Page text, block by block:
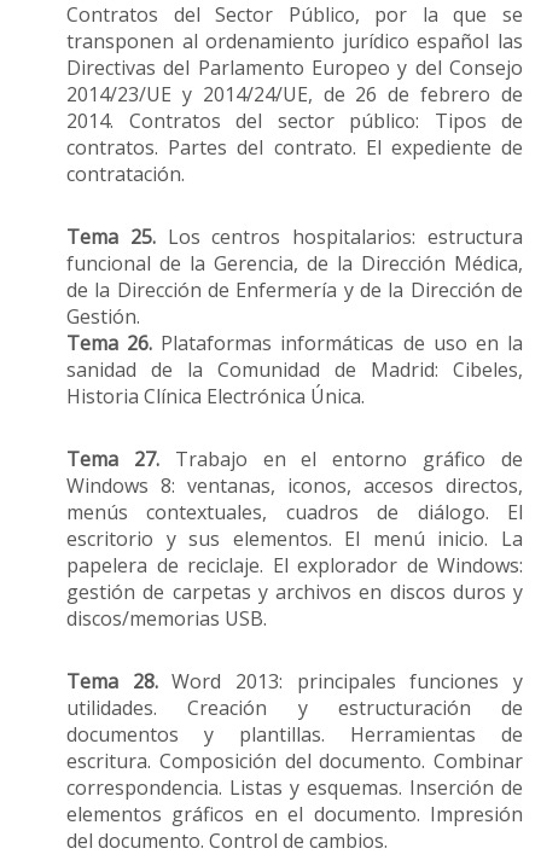
Contratos del Sector Público, por la que se
transponen al ordenamiento jurídico español las
Directivas del Parlamento Europeo y del Consejo
2014/23/UE y 2014/24/UE, de 26 de febrero de
2014. Contratos del sector público: Tipos de
contratos. Partes del contrato. El expediente de
contratación.
Tema 25.Los centros hospitalarios: estructura
funcional de la Gerencia, de la Dirección Médica,
de la Dirección de Enfermería y de la Dirección de
Gestión.
Tema 26. Plataformas informáticas de uso en la
sanidad de la Comunidad de Madrid: Cibeles,
Historia Clínica Electrónica Única.
Tema 27.Trabajo en el entorno gráfico de
Windows 8: ventanas, iconos, accesos directos,
menús contextuales, cuadros de diálogo. El
escritorio y sus elementos. El menú inicio. La
papelera de reciclaje. El explorador de Windows:
gestión de carpetas y archivos en discos duros y
discos/memorias USB.
Tema 28.Word 2013: principales funciones y
utilidades. Creación y estructuración de
documentos y plantillas. Herramientas de
escritura. Composición del documento. Combinar
correspondencia. Listas y esquemas. Inserción de
elementos gráficos en el documento. Impresión
del documento. Control de cambios.